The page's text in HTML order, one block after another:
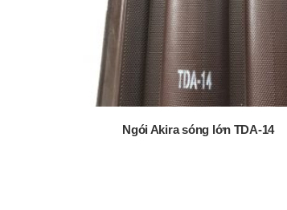
Ngói Akira sóng lớn TDA-14